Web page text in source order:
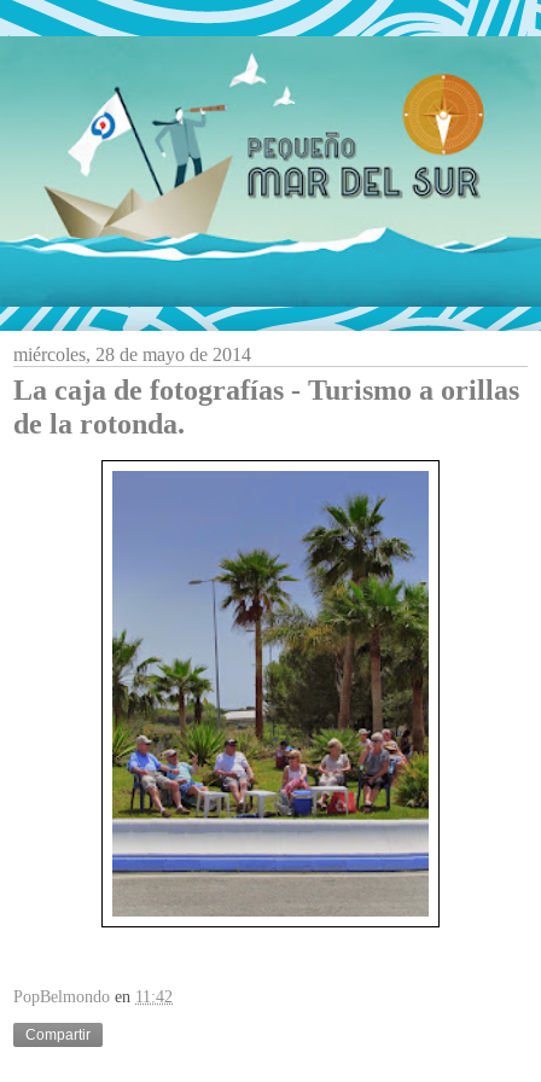
miércoles, 28 de mayo de 2014
La caja de fotografías - Turismo a orillas
de la rotonda.
PopBelmondo en 11:42
Compartir